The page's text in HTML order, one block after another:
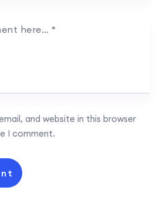
here… *
and website in this browser
I comment.